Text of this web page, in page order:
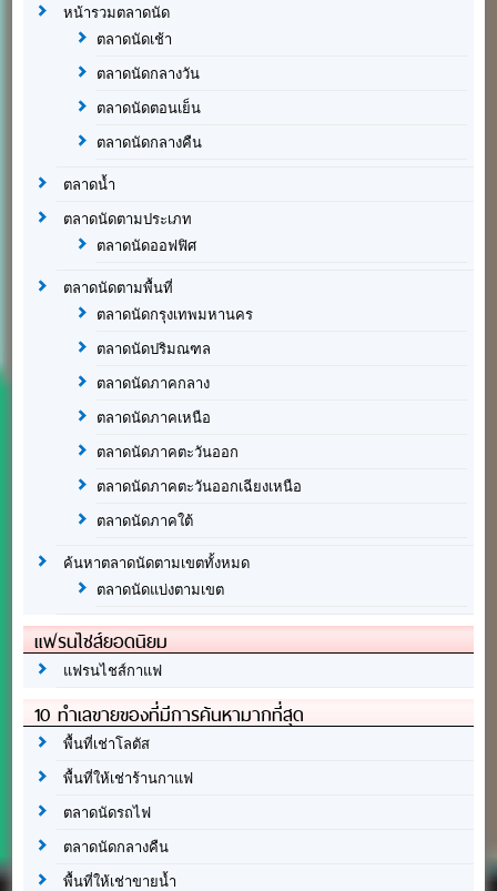
หน้ารวมตลาดนัด
ตลาดนัดเช้า
ตลาดนัดกลางวัน
ตลาดนัดตอนเย็น
ตลาดนัดกลางคืน
ตลาดน้ำ
ตลาดนัดตามประเภท
ตลาดนัดออฟฟิศ
ตลาดนัดตามพื้นที่
ตลาดนัดกรุงเทพมหานคร
ตลาดนัดปริมณฑล
ตลาดนัดภาคกลาง
ตลาดนัดภาคเหนือ
ตลาดนัดภาคตะวันออก
ตลาดนัดภาคตะวันออกเฉียงเหนือ
ตลาดนัดภาคใต้
ค้นหาตลาดนัดตามเขตทั้งหมด
ตลาดนัดแบ่งตามเขต
แฟรนไชส์ยอดนิยม
แฟรนไชส์กาแฟ
10 ทำเลขายของที่มีการค้นหามากที่สุด
พื้นที่เช่าโลตัส
พื้นที่ให้เช่าร้านกาแฟ
ตลาดนัดรถไฟ
ตลาดนัดกลางคืน
พื้นที่ให้เช่าขายน้ำ